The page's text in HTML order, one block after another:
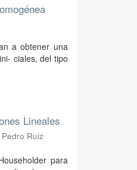
a obtener una
ciales, del tipo
Lineales
Ruiz
para